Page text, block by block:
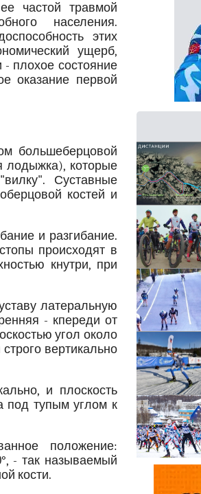
частой травмой
населения.
этих
ущерб,
плохое состояние
оказание первой
большеберцовой
лодыжка), которые
Суставные
костей и
и разгибание.
происходят в
кнутри, при
латеральную
- кпереди от
угол около
вертикально
и плоскость
под тупым углом к
положение:
- так называемый
кости.